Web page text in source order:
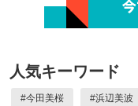
人気キーワード
#今田美桜 #浜辺美波